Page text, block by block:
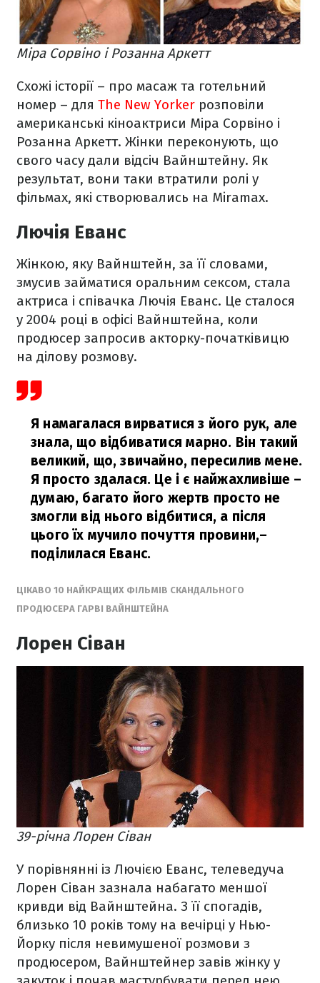
Міра Сорвіно і Розанна Аркетт
Схожі історії – про масаж та готельний
номер – для The New Yorker розповіли
американські кіноактриси Міра Сорвіно і
Розанна Аркетт. Жінки переконують, що
свого часу дали відсіч Вайнштейну. Як
результат, вони таки втратили ролі у
фільмах, які створювались на Miramax.
Лючія Еванс
Жінкою, яку Вайнштейн, за її словами,
змусив займатися оральним сексом, стала
актриса і співачка Лючія Еванс. Це сталося
у 2004 році в офісі Вайнштейна, коли
продюсер запросив акторку-початківицю
на ділову розмову.
Я намагалася вирватися з його рук, але
знала, що відбиватися марно. Він такий
великий, що, звичайно, пересилив мене.
Я просто здалася. Це і є найжахливіше –
думаю, багато його жертв просто не
змогли від нього відбитися, а після
цього їх мучило почуття провини,–
поділилася Еванс.
ЦІКАВО 10 НАЙКРАЩИХ ФІЛЬМІВ СКАНДАЛЬНОГО
ПРОДЮСЕРА ГАРВІ ВАЙНШТЕЙНА
Лорен Сіван
39-річна Лорен Сіван
У порівнянні із Лючією Еванс, телеведуча
Лорен Сіван зазнала набагато меншої
кривди від Вайнштейна. З її спогадів,
близько 10 років тому на вечірці у Нью-
Йорку після невимушеної розмови з
продюсером, Вайнштейнер завів жінку у